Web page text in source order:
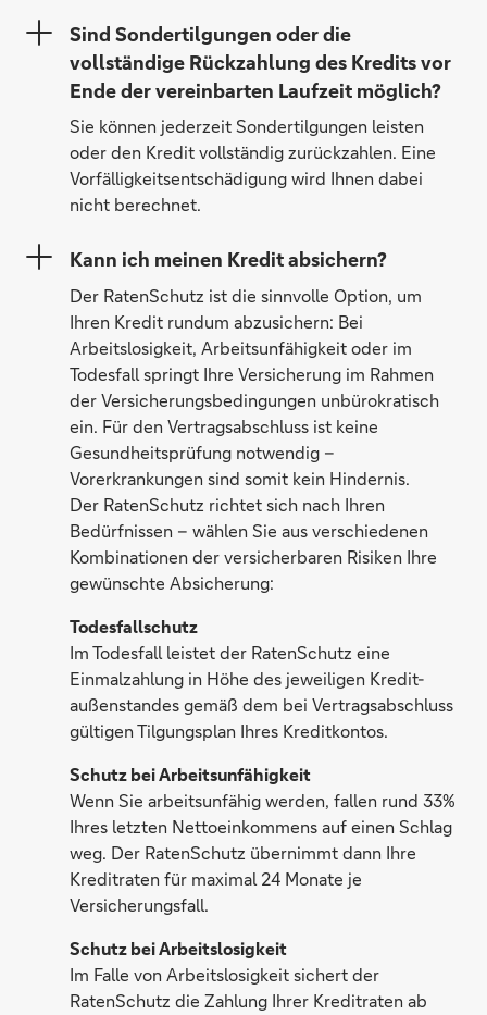
Sind Sondertilgungen oder die
vollständige Rückzahlung des Kredits vor
Ende der vereinbarten Laufzeit möglich?
Sie können jederzeit Sondertilgungen leisten
oder den Kredit vollständig zurückzahlen. Eine
Vorfälligkeitsentschädigung wird Ihnen dabei
nicht berechnet.
Kann ich meinen Kredit absichern?
Der RatenSchutz ist die sinnvolle Option, um
Ihren Kredit rundum abzusichern: Bei
Arbeitslosigkeit, Arbeitsunfähigkeit oder im
Todesfall springt Ihre Versicherung im Rahmen
der Versicherungsbedingungen unbürokratisch
ein. Für den Vertragsabschluss ist keine
Gesundheitsprüfung notwendig –
Vorerkrankungen sind somit kein Hindernis.
Der RatenSchutz richtet sich nach Ihren
Bedürfnissen – wählen Sie aus verschiedenen
Kombinationen der versicherbaren Risiken Ihre
gewünschte Absicherung:
Todesfallschutz
Im Todesfall leistet der RatenSchutz eine
Einmalzahlung in Höhe des jeweiligen Kredit-
außenstandes gemäß dem bei Vertragsabschluss
gültigen Tilgungsplan Ihres Kreditkontos.
Schutz bei Arbeitsunfähigkeit
Wenn Sie arbeitsunfähig werden, fallen rund 33%
Ihres letzten Nettoeinkommens auf einen Schlag
weg. Der RatenSchutz übernimmt dann Ihre
Kreditraten für maximal 24 Monate je
Versicherungsfall.
Schutz bei Arbeitslosigkeit
Im Falle von Arbeitslosigkeit sichert der
RatenSchutz die Zahlung Ihrer Kreditraten ab